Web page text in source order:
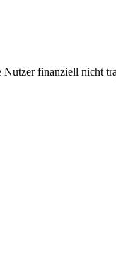
finanziell nicht